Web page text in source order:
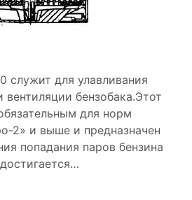
служит для улавливания
вентиляции бензобака.Этот
для норм
2» и выше и предназначен
попадания паров бензина